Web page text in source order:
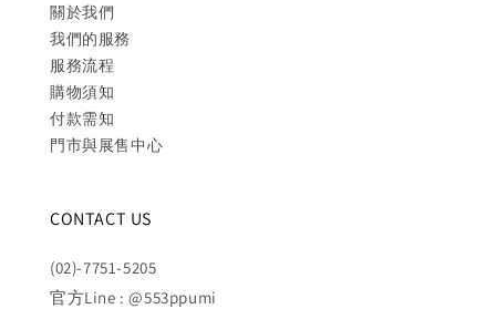
關於我們
我們的服務
服務流程
購物須知
付款需知
門市與展售中心
CONTACT US
(02)-7751-5205
官方Line : @553ppumi